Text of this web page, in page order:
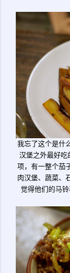
我忘了这个是什
汉堡之外最好
项，有一整个茄
肉汉堡、蔬菜、
觉得他们的马